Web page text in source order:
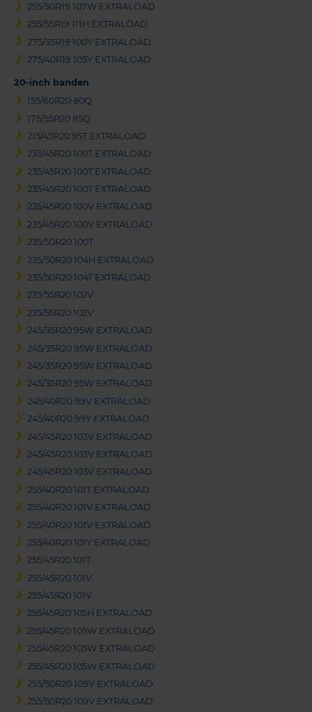
255/50R19 107W EXTRALOAD
255/55R19 111H EXTRALOAD
275/35R19 100Y EXTRALOAD
275/40R19 105Y EXTRALOAD
20-inch banden
155/60R20 80Q
175/55R20 85Q
215/45R20 95T EXTRALOAD
235/45R20 100T EXTRALOAD
235/45R20 100T EXTRALOAD
235/45R20 100T EXTRALOAD
235/45R20 100V EXTRALOAD
235/45R20 100V EXTRALOAD
235/50R20 100T
235/50R20 104H EXTRALOAD
235/50R20 104T EXTRALOAD
235/55R20 102V
235/55R20 102V
245/35R20 95W EXTRALOAD
245/35R20 95W EXTRALOAD
245/35R20 95W EXTRALOAD
245/35R20 95W EXTRALOAD
245/40R20 99V EXTRALOAD
245/40R20 99Y EXTRALOAD
245/45R20 103V EXTRALOAD
245/45R20 103V EXTRALOAD
245/45R20 103V EXTRALOAD
255/40R20 101T EXTRALOAD
255/40R20 101V EXTRALOAD
255/40R20 101V EXTRALOAD
255/40R20 101Y EXTRALOAD
255/45R20 101T
255/45R20 101V
255/45R20 101V
255/45R20 105H EXTRALOAD
255/45R20 105W EXTRALOAD
255/45R20 105W EXTRALOAD
255/45R20 105W EXTRALOAD
255/50R20 109V EXTRALOAD
255/50R20 109V EXTRALOAD